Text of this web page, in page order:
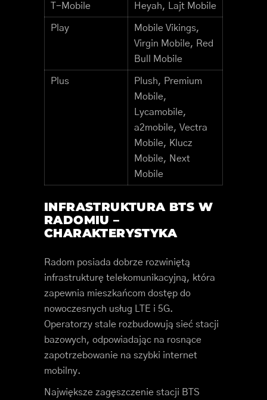
T-Mobile Heyah, Lajt Mobile
Play
Mobile Vikings,
Virgin Mobile, Red
Bull Mobile
Plus
Plush, Premium
Mobile,
Lycamobile,
a2mobile, Vectra
Mobile, Klucz
Mobile, Next
Mobile
INFRASTRUKTURA BTS W
RADOMIU –
CHARAKTERYSTYKA
Radom posiada dobrze rozwiniętą
infrastrukturę telekomunikacyjną, która
zapewnia mieszkańcom dostęp do
nowoczesnych usług LTE i 5G.
Operatorzy stale rozbudowują sieć stacji
bazowych, odpowiadając na rosnące
zapotrzebowanie na szybki internet
mobilny.
Największe zagęszczenie stacji BTS